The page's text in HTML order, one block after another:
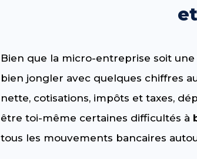
Bien que la micro-entreprise soit
bien jongler avec quelques chiffres
nette, cotisations, impôts et taxes,
être toi-même certaines difficultés à
tous les mouvements bancaires